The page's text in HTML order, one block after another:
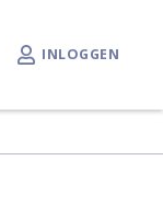
INLOGGEN